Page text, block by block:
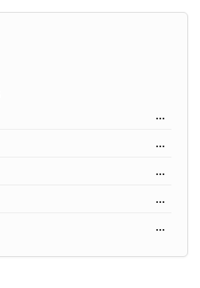
...
...
...
...
...